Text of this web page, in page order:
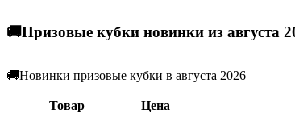
🚚Призовые кубки новинки из августа
🚚Новинки призовые кубки в августа 2026
Товар
Цена